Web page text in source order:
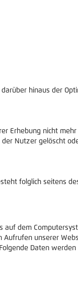
hinaus der
Erhebung nicht
Nutzer gelöscht
folglich seitens
dem
unserer
Daten